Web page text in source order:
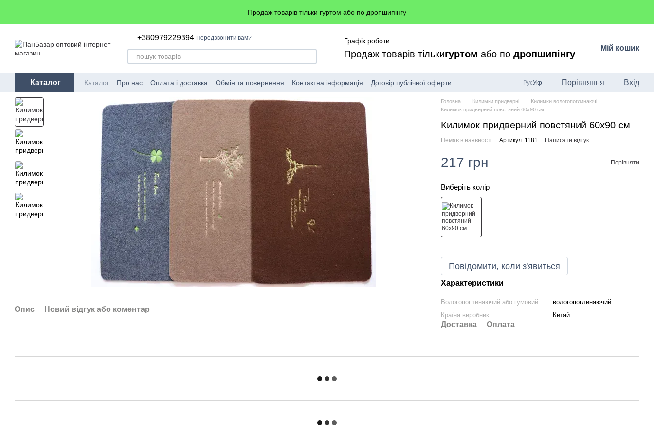
Продаж товарів тільки гуртом або по дропшипінгу
+380979229394 Передзвонити вам? Графік роботи:
Продаж товарів тількигуртом або по дропшипінгу
Мій кошик
Каталог Каталог Про нас Оплата і доставка Обмін та повернення Контактна інформація Договір публічної оферти РусУкр Порівняння Вхід
Опис Новий відгук або коментар
Головна Килимки придверні
Килимки вологопоглинаючі
Килимок придверний повстяний 60x90 см
Килимок придверний повстяний 60x90 см
Немає в наявності Артикул: 1181 Написати відгук
217 грн Порівняти
Виберіть колір
Повідомити, коли з'явиться
Характеристики
Вологопоглинаючий або гумовий
вологопоглинаючий
Країна виробник
Китай
Доставка Оплата